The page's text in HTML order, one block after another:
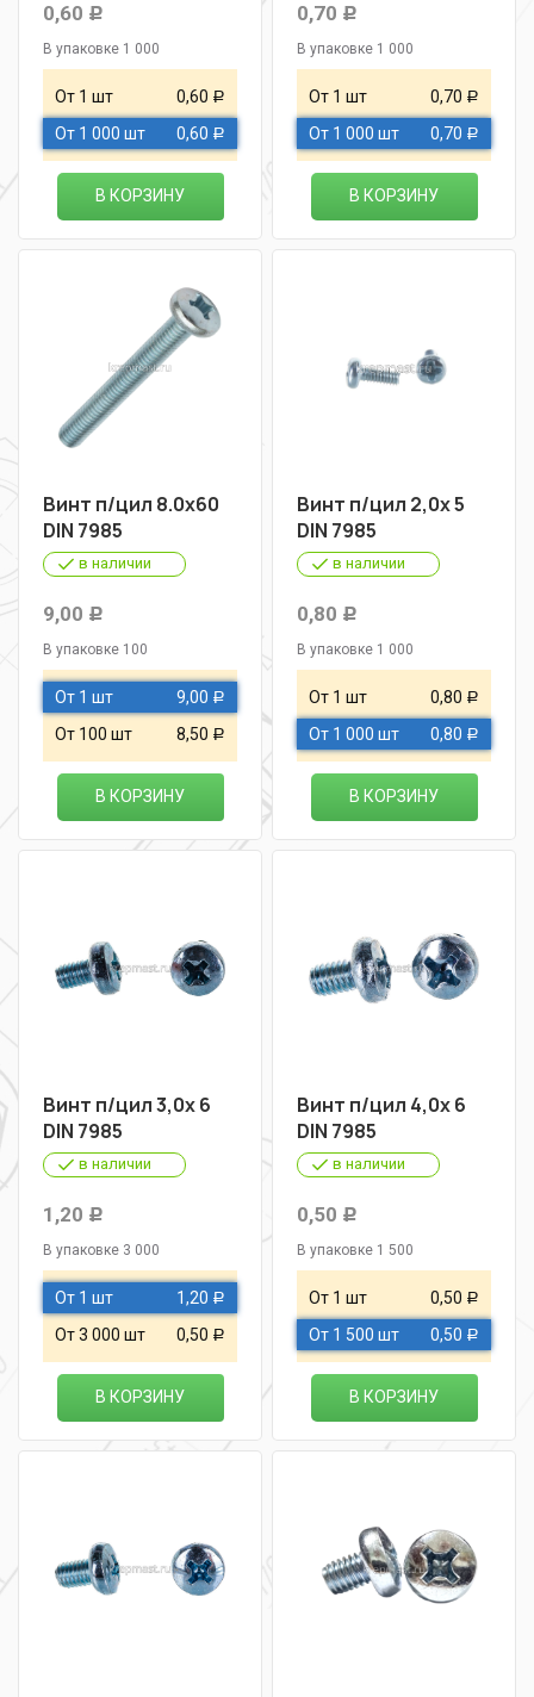
0,60 Р
В упаковке 1 000
От 1 шт 0,60 Р
От 1 000 шт 0,60 Р
В КОРЗИНУ
0,70 Р
В упаковке 1 000
От 1 шт 0,70 Р
От 1 000 шт 0,70 Р
В КОРЗИНУ
Винт п/цил 8.0х60
DIN 7985
в наличии
9,00 Р
В упаковке 100
От 1 шт 9,00 Р
От 100 шт 8,50 Р
В КОРЗИНУ
Винт п/цил 2,0х 5
DIN 7985
в наличии
0,80 Р
В упаковке 1 000
От 1 шт 0,80 Р
От 1 000 шт 0,80 Р
В КОРЗИНУ
Винт п/цил 3,0х 6
DIN 7985
в наличии
1,20 Р
В упаковке 3 000
От 1 шт 1,20 Р
От 3 000 шт 0,50 Р
В КОРЗИНУ
Винт п/цил 4,0х 6
DIN 7985
в наличии
0,50 Р
В упаковке 1 500
От 1 шт 0,50 Р
От 1 500 шт 0,50 Р
В КОРЗИНУ